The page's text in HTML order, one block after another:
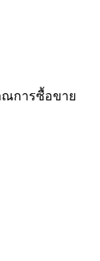
การซื้อขาย